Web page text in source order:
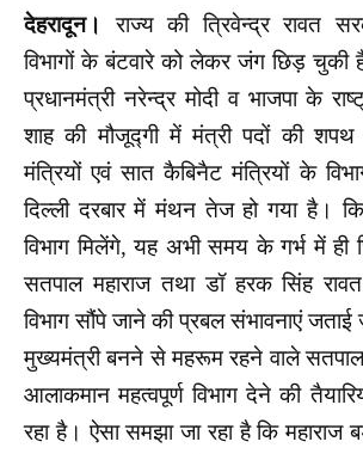
देहरादून।
राज्य की त्रिवेन्द्र रावत
विभागों के बंटवारे को लेकर जंग छिड़ चुकी
प्रधानमंत्री नरेन्द्र मोदी व भाजपा के
शाह की मौजूद्गी में मंत्री पदों की शपथ
मंत्रियों एवं सात कैबिनैट मंत्रियों के
दिल्ली दरबार में मंथन तेज हो गया है।
विभाग मिलेंगे, यह अभी समय के गर्भ में ही
सतपाल महाराज तथा डॉ हरक सिंह
विभाग सौंपे जाने की प्रबल संभावनाएं जताई
मुख्यमंत्री बनने से महरूम रहने वाले सतपाल
आलाकमान महत्वपूर्ण विभाग देने की
रहा है। ऐसा समझा जा रहा है कि